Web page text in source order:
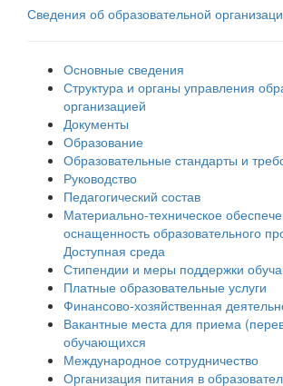
Сведения об образовательной
Основные сведения
Структура и органы управления
организацией
Документы
Образование
Образовательные стандарты и
Руководство
Педагогический состав
Материально-техническое
оснащенность образовательного
Доступная среда
Стипендии и меры поддержки
Платные образовательные услуги
Финансово-хозяйственная
Вакантные места для приема
обучающихся
Международное сотрудничество
Организация питания в